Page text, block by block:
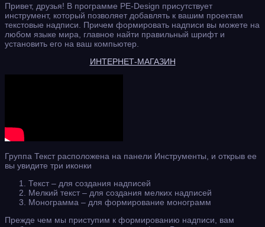
Привет, друзья! В программе PE-Design присутствует
инструмент, который позволяет добавлять к вашим проектам
текстовые надписи. Причем формировать надписи вы можете на
любом языке мира, главное найти правильный шрифт и
установить его на ваш компьютер.
ИНТЕРНЕТ-МАГАЗИН
Группа Текст расположена на панели Инструменты, и открыв ее
вы увидите три иконки
Текст – для создания надписей
Мелкий текст – для создания мелких надписей
Монограмма – для формирование монограмм
Прежде чем мы приступим к формированию надписи, вам